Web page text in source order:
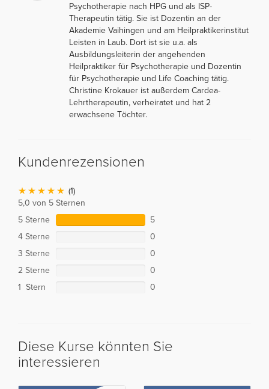
Psychotherapie nach HPG und als ISP-
Therapeutin tätig. Sie ist Dozentin an der
Akademie Vaihingen und am Heilpraktikerinstitut
Leisten in Laub. Dort ist sie u.a. als
Ausbildungsleiterin der angehenden
Heilpraktiker für Psychotherapie und Dozentin
für Psychotherapie und Life Coaching tätig.
Christine Krokauer ist außerdem Cardea-
Lehrtherapeutin, verheiratet und hat 2
erwachsene Töchter.
Kundenrezensionen
(1)
5,0 von 5 Sternen
5 Sterne
5
4 Sterne
0
3 Sterne
0
2 Sterne
0
1 Stern
0
Diese Kurse könnten Sie
interessieren